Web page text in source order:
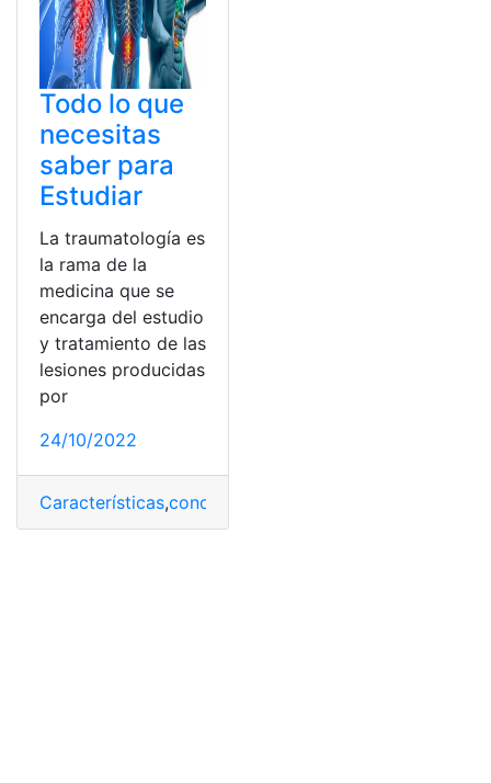
Todo lo que
necesitas
saber para
Estudiar
La traumatología es
la rama de la
medicina que se
encarga del estudio
y tratamiento de las
lesiones producidas
por
24/10/2022
Características,conocimientos